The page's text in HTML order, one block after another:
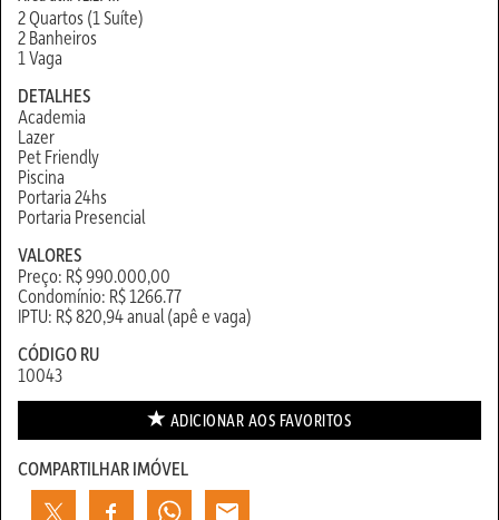
2 Quartos (1 Suíte)
2 Banheiros
1 Vaga
DETALHES
Academia
Lazer
Pet Friendly
Piscina
Portaria 24hs
Portaria Presencial
VALORES
Preço: R$ 990.000,00
Condomínio: R$ 1266.77
IPTU: R$ 820,94 anual (apê e vaga)
CÓDIGO RU
10043
ADICIONAR AOS FAVORITOS
COMPARTILHAR IMÓVEL